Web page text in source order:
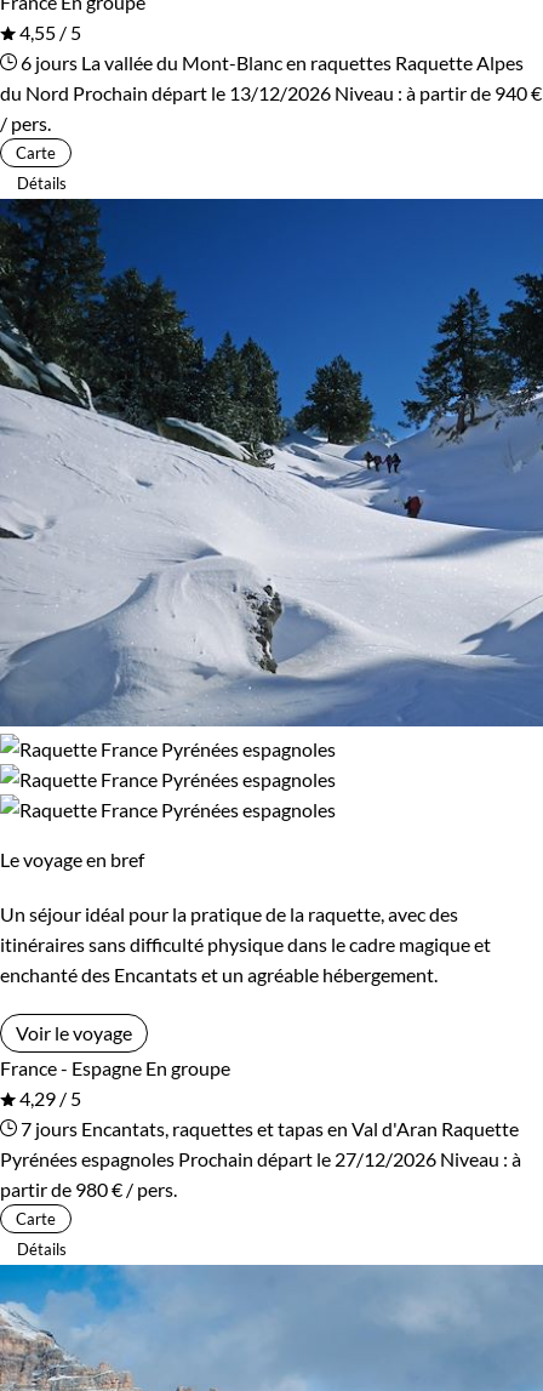
4,55 / 5
6 jours La vallée du Mont-Blanc en raquettes Raquette Alpes
du Nord Prochain départ le 13/12/2026 Niveau : à partir de 940 €
/ pers.
Carte
Détails
Le voyage en bref
Un séjour idéal pour la pratique de la raquette, avec des
itinéraires sans difficulté physique dans le cadre magique et
enchanté des Encantats et un agréable hébergement.
Voir le voyage
France - Espagne En groupe
4,29 / 5
7 jours Encantats, raquettes et tapas en Val d'Aran Raquette
Pyrénées espagnoles Prochain départ le 27/12/2026 Niveau : à
partir de 980 € / pers.
Carte
Détails